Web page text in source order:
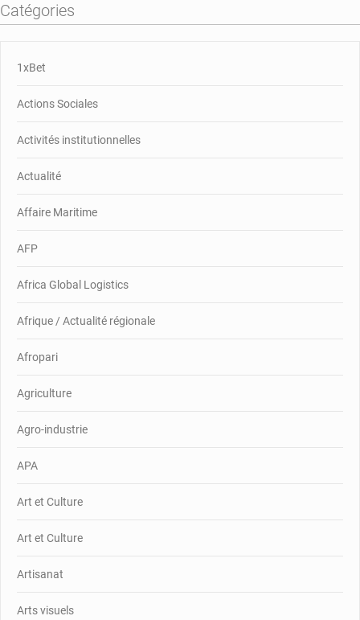
Catégories
1xBet
Actions Sociales
Activités institutionnelles
Actualité
Affaire Maritime
AFP
Africa Global Logistics
Afrique / Actualité régionale
Afropari
Agriculture
Agro-industrie
APA
Art et Culture
Art et Culture
Artisanat
Arts visuels